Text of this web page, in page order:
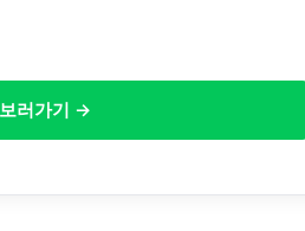
러가기 →